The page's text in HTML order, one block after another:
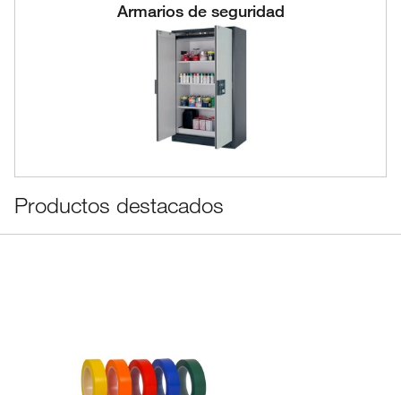
Armarios de seguridad
Productos destacados